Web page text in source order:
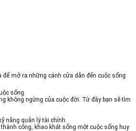
mở ra những cánh cửa dẫn đến cuộc sống
sống.
không ngừng của cuộc đời. Từ đây bạn sẽ tìm
năng quản lý tài chính.
công, khao khát sống một cuộc sống huy